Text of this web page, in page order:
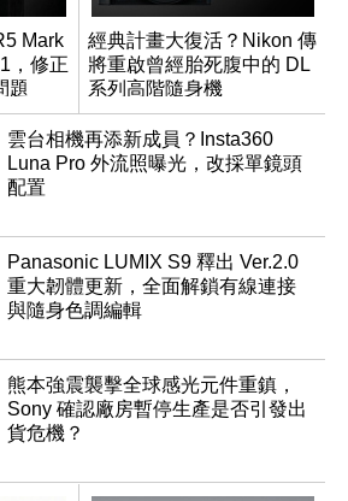
Mark
，修正
題
經典計畫大復活？Nikon 傳
將重啟曾經胎死腹中的 DL
系列高階隨身機
雲台相機再添新成員？Insta360
Luna Pro 外流照曝光，改採單鏡頭
配置
Panasonic LUMIX S9 釋出 Ver.2.0
重大韌體更新，全面解鎖有線連接
與隨身色調編輯
熊本強震襲擊全球感光元件重鎮，
Sony 確認廠房暫停生產是否引發出
貨危機？